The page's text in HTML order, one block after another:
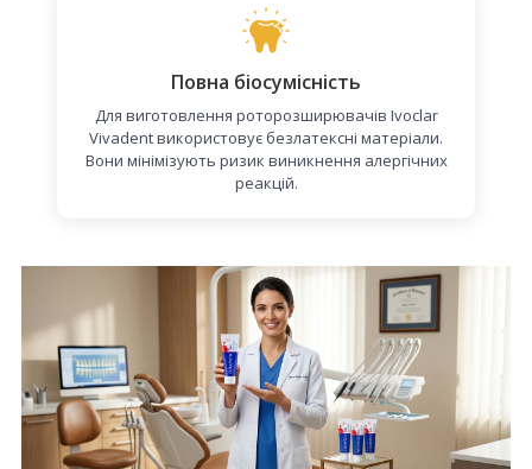
Повна біосумісність
Для виготовлення роторозширювачів Ivoclar
Vivadent використовує безлатексні матеріали.
Вони мінімізують ризик виникнення алергічних
реакцій.